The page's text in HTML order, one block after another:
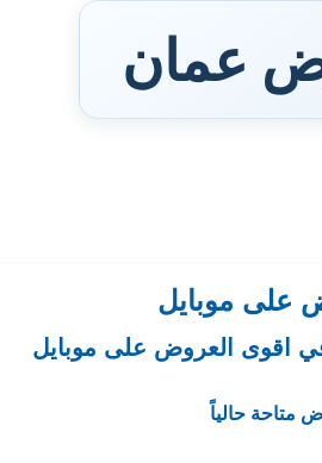
عمان
على موبايل
العروض على موبايل
متاحة حالياً